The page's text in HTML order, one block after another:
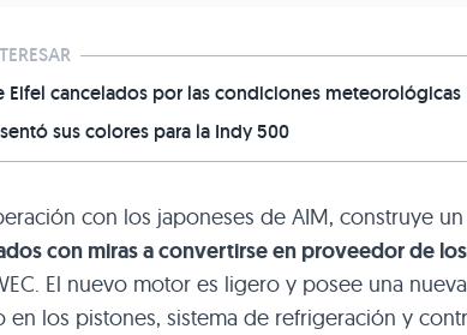
Eifel cancelados por las condiciones meteorológicas
sus colores para la Indy 500
con los japoneses de AIM, construye
con miras a convertirse en proveedor de
El nuevo motor es ligero y posee una
en los pistones, sistema de refrigeración y